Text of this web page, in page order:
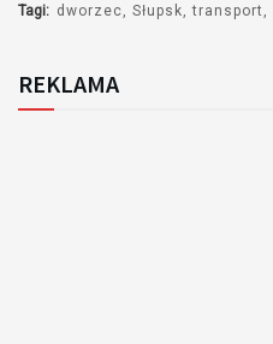
Tagi: dworzec Słupsk transport
REKLAMA